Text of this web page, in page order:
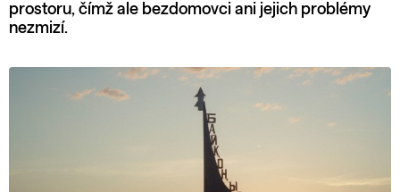
prostoru, čímž ale bezdomovci ani jejich problémy
nezmizí.